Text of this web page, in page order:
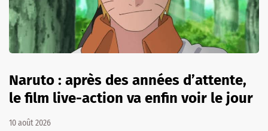
Naruto : après des années d’attente,
le film live-action va enfin voir le jour
10 août 2026